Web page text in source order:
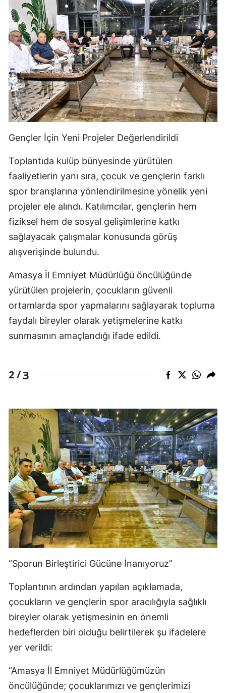
Gençler İçin Yeni Projeler Değerlendirildi
Toplantıda kulüp bünyesinde yürütülen
faaliyetlerin yanı sıra, çocuk ve gençlerin farklı
spor branşlarına yönlendirilmesine yönelik yeni
projeler ele alındı. Katılımcılar, gençlerin hem
fiziksel hem de sosyal gelişimlerine katkı
sağlayacak çalışmalar konusunda görüş
alışverişinde bulundu.
Amasya İl Emniyet Müdürlüğü öncülüğünde
yürütülen projelerin, çocukların güvenli
ortamlarda spor yapmalarını sağlayarak topluma
faydalı bireyler olarak yetişmelerine katkı
sunmasının amaçlandığı ifade edildi.
2 /3
“Sporun Birleştirici Gücüne İnanıyoruz”
Toplantının ardından yapılan açıklamada,
çocukların ve gençlerin spor aracılığıyla sağlıklı
bireyler olarak yetişmesinin en önemli
hedeflerden biri olduğu belirtilerek şu ifadelere
yer verildi:
“Amasya İl Emniyet Müdürlüğümüzün
öncülüğünde; çocuklarımızı ve gençlerimizi